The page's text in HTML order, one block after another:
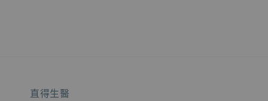
直得生醫